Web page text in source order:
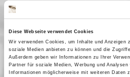
Diese Webseite verwendet Cookies
Wir verwenden Cookies, um Inhalte und Anzeigen
soziale Medien anbieten zu können und die
Außerdem geben wir Informationen zu Ihrer
Partner für soziale Medien, Werbung und
Informationen möglicherweise mit weiteren Daten
Schwarzen Lebens und erhebt
Alltagsgeschehen von
Sujet der Kunst. Davis'
Bezug auf Filmgeschichte.In
MINSK Kunsthaus in Potsdam